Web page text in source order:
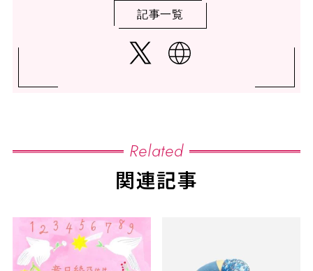
記事一覧
Related
関連記事